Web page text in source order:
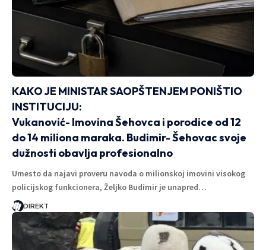
KAKO JE MINISTAR SAOPŠTENJEM PONIŠTIO
INSTITUCIJU:
Vukanović- Imovina Šehovca i porodice od 12
do 14 miliona maraka. Budimir- Šehovac svoje
dužnosti obavlja profesionalno
Umesto da najavi proveru navoda o milionskoj imovini visokog
policijskog funkcionera, Željko Budimir je unapred…
DIREKT